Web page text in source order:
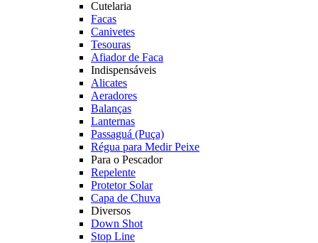
Cutelaria
Facas
Canivetes
Tesouras
Afiador de Faca
Indispensáveis
Alicates
Aeradores
Balanças
Lanternas
Passaguá (Puça)
Régua para Medir Peixe
Para o Pescador
Repelente
Protetor Solar
Capa de Chuva
Diversos
Down Shot
Stop Line